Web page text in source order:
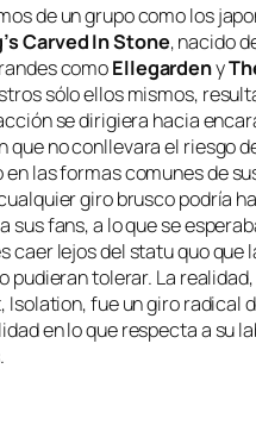
de un gru­po co­mo los
Carved In Stone, na­ci­do
co­moEllegardeny
só­lo ellos mis­mos,
se di­ri­gie­ra ha­cia
que no con­lle­va­ra el ries­go
en las for­mas co­mu­nes de
gi­ro brus­co po­dría
sus fans, a lo que se
caer le­jos del sta­tu quoque
pu­die­ran to­le­rar. La
Isolation, fue un gi­ro ra­di­cal
en lo que res­pec­ta a su